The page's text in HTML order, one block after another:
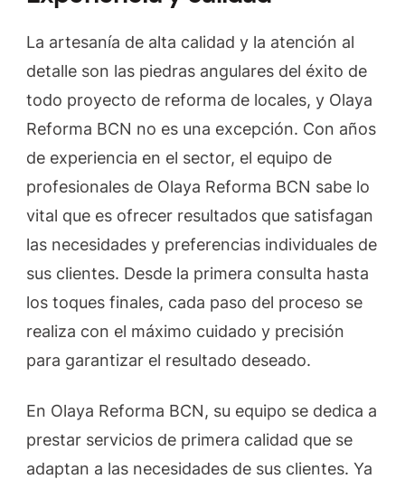
La artesanía de alta calidad y la atención al
detalle son las piedras angulares del éxito de
todo proyecto de reforma de locales, y Olaya
Reforma BCN no es una excepción. Con años
de experiencia en el sector, el equipo de
profesionales de Olaya Reforma BCN sabe lo
vital que es ofrecer resultados que satisfagan
las necesidades y preferencias individuales de
sus clientes. Desde la primera consulta hasta
los toques finales, cada paso del proceso se
realiza con el máximo cuidado y precisión
para garantizar el resultado deseado.
En Olaya Reforma BCN, su equipo se dedica a
prestar servicios de primera calidad que se
adaptan a las necesidades de sus clientes. Ya